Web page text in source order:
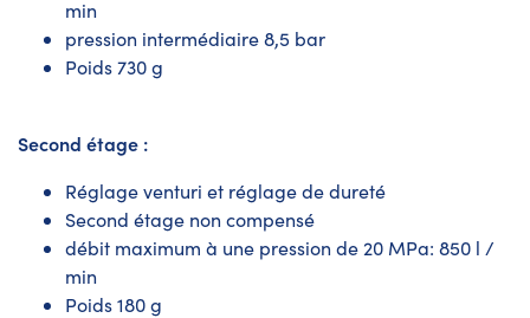
min
pression intermédiaire 8,5 bar
Poids 730 g
Second étage :
Réglage venturi et réglage de dureté
Second étage non compensé
débit maximum à une pression de 20 MPa: 850 l /
min
Poids 180 g